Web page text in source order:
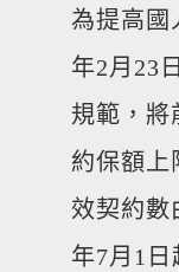
為提高國
年2月23
規範，將
約保額上
效契約數
年7月1日